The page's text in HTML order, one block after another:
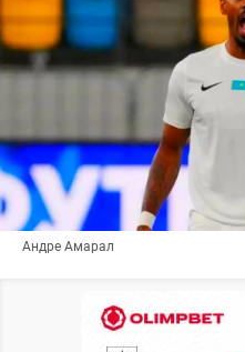
Андре Амарал